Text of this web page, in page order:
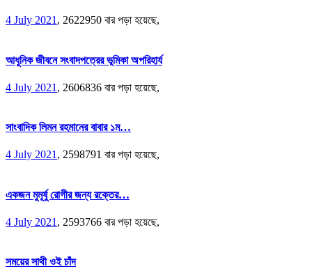
4 July 2021 , 2622950 বার পড়া হয়েছে,
আধুনিক জীবনে সংবাদপত্রের ভূমিকা অপরিহার্য
4 July 2021 , 2606836 বার পড়া হয়েছে,
সাংবাদিক লিমন রহমানের বাবার ১ম…
4 July 2021, 2598791 বার পড়া হয়েছে,
একজন মুমূর্ষু রোগীর জন্য রক্তের…
4 July 2021 , 2593766 বার পড়া হয়েছে,
সময়ের সাথী ওই চাঁদ